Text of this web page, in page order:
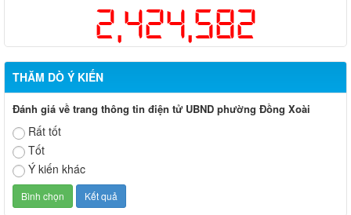
2,424,582
THĂM DÒ Ý KIẾN
Đánh giá về trang thông tin điện tử UBND phường Đồng Xoài
Rất tốt
Tốt
Ý kiến khác